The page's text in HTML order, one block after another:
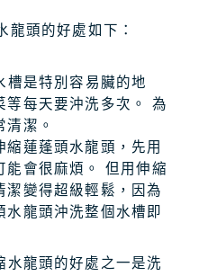
龍頭的好處如下：
槽是特別容易臟的地
等每天要沖洗多次。 為
潔。
蓮蓬頭水龍頭，先用
能會很麻煩。 但用伸縮
潔變得超級輕鬆，因為
水龍頭沖洗整個水槽即
水龍頭的好處之一是洗